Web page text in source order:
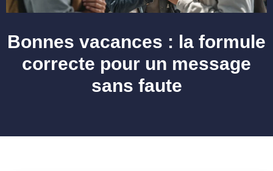
Bonnes vacances : la formule
correcte pour un message
sans faute